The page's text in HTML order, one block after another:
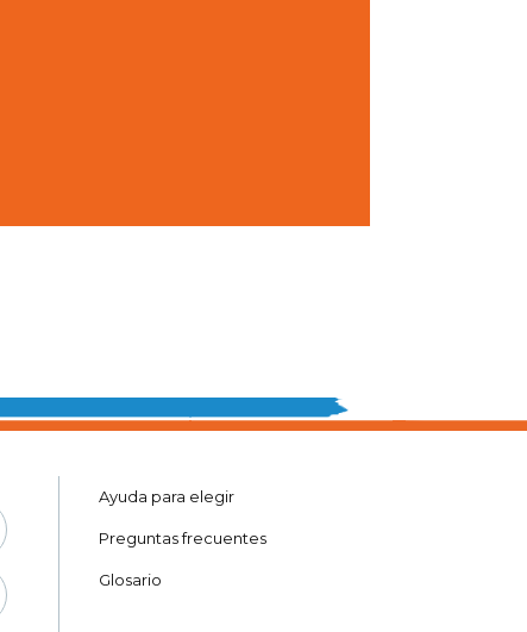
Ayuda para elegir
Preguntas frecuentes
Glosario